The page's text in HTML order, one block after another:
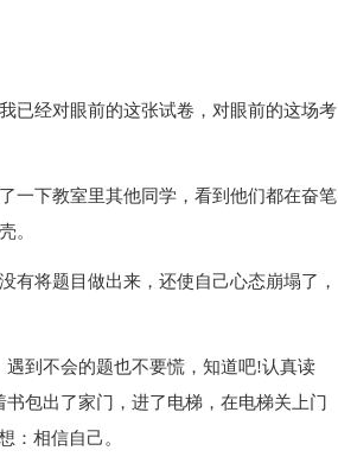
已经对眼前的这张试卷，对眼前的这场考
一下教室里其他同学，看到他们都在奋笔
。
有将题目做出来，还使自己心态崩塌了，
到不会的题也不要慌，知道吧!认真读
包出了家门，进了电梯，在电梯关上门
：相信自己。